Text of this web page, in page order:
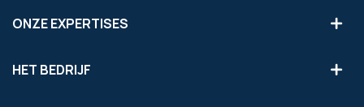
ONZE EXPERTISES
HET BEDRIJF